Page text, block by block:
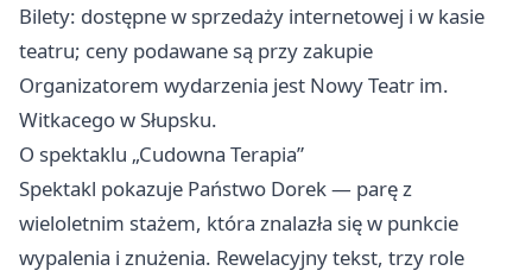
Bilety: dostępne w sprzedaży internetowej i w kasie
teatru; ceny podawane są przy zakupie
Organizatorem wydarzenia jest Nowy Teatr im.
Witkacego w Słupsku.
O spektaklu „Cudowna Terapia”
Spektakl pokazuje Państwo Dorek — parę z
wieloletnim stażem, która znalazła się w punkcie
wypalenia i znużenia. Rewelacyjny tekst, trzy role